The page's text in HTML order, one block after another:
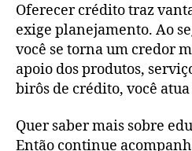
Oferecer crédito traz
exige planejamento. Ao
você se torna um credor
apoio dos produtos,
birôs de crédito, você
Quer saber mais sobre
Então continue